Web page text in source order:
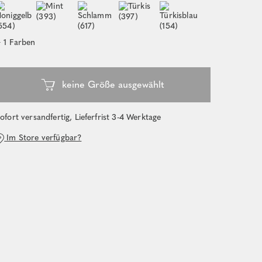
versandfertig, Lieferfrist 3-4 Werktage
Im Store verfügbar?